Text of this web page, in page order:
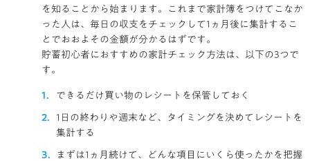
を知ることから始まります。
これまで家計簿をつけてこなか
った人は、毎日の収支をチェックして1ヵ月後に集計するこ
とでおおよその金額が分かるはずです。
貯蓄初心者におすすめの家計チェック方法は、以下の3つで
す。
できるだけ買い物のレシートを保管しておく
1日の終わりや週末など、タイミングを決めてレシートを
集計する
まずは1ヵ月続けて、どんな項目にいくら使ったかを把握